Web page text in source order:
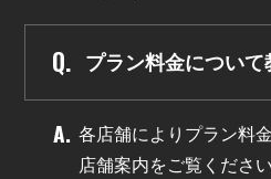
プラン料金について
各店舗によりプラン料
店舗案内をご覧ください